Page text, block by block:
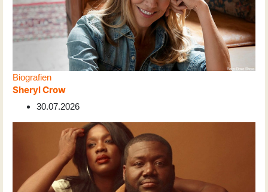
Biografien
Sheryl Crow
30.07.2026